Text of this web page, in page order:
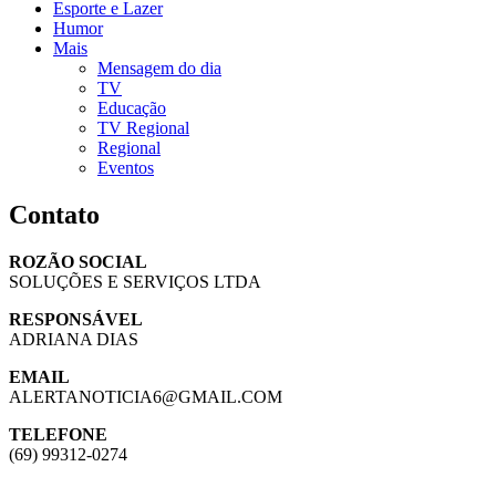
Esporte e Lazer
Humor
Mais
Mensagem do dia
TV
Educação
TV Regional
Regional
Eventos
Contato
ROZÃO SOCIAL
SOLUÇÕES E SERVIÇOS LTDA
RESPONSÁVEL
ADRIANA DIAS
EMAIL
ALERTANOTICIA6@GMAIL.COM
TELEFONE
(69) 99312-0274